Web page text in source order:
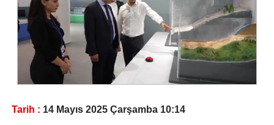
Tarih : 14 Mayıs 2025 Çarşamba 10:14